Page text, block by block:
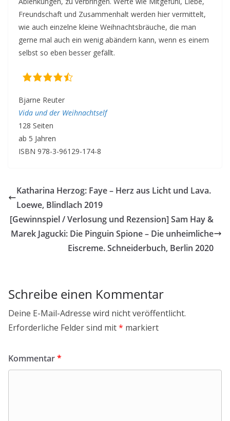
Freundschaft und Zusammenhalt werden hier vermittelt,
wie auch einzelne kleine Weihnachtsbräuche, die man
gerne mal auch ein wenig abändern kann, wenn es einem
selbst so eben besser gefällt.
Bjarne Reuter
Vida und der Weihnachtself
128 Seiten
ab 5 Jahren
ISBN 978-3-96129-174-8
Katharina Herzog: Faye – Herz aus Licht und Lava.
Loewe, Blindlach 2019
[Gewinnspiel / Verlosung und Rezension] Sam Hay &
Marek Jagucki: Die Pinguin Spione – Die unheimliche
Eiscreme. Schneiderbuch, Berlin 2020
Schreibe einen Kommentar
Deine E-Mail-Adresse wird nicht veröffentlicht.
Erforderliche Felder sind mit* markiert
Kommentar*